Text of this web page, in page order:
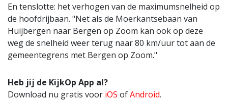
En tenslotte: het verhogen van de maximumsnelheid op
de hoofdrijbaan. "Net als de Moerkantsebaan van
Huijbergen naar Bergen op Zoom kan ook op deze
weg de snelheid weer terug naar 80 km/uur tot aan de
gemeentegrens met Bergen op Zoom."
Heb jij de KijkOp App al?
Download nu gratis voor iOS ofAndroid.